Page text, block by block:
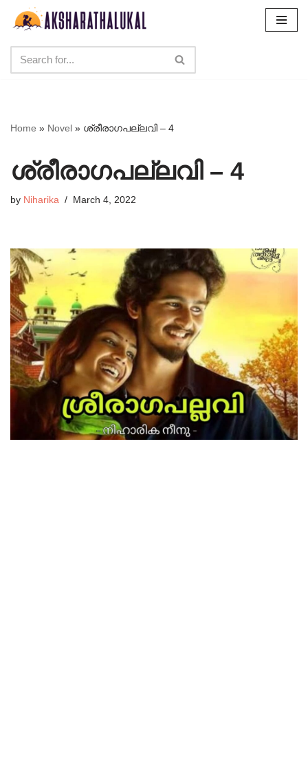
content
Home » Novel » ശ്രീരാഗപല്ലവി – 4
ശ്രീരാഗപല്ലവി – 4
by Niharika March 4, 2022